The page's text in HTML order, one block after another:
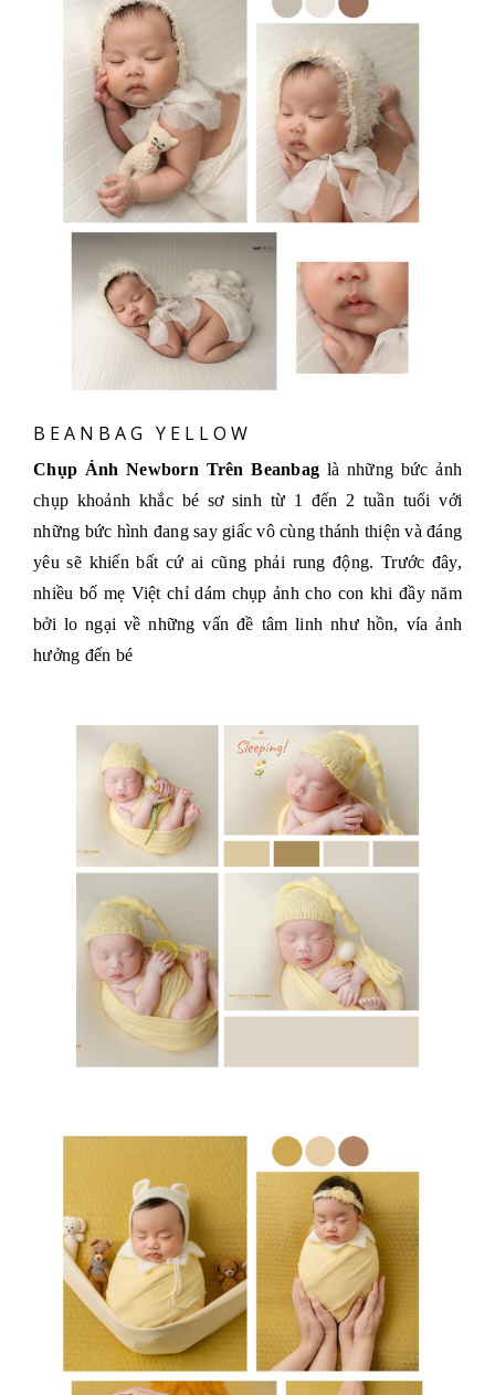
BEANBAG YELLOW
Chụp Ảnh Newborn Trên Beanbag là những bức ảnh
chụp khoảnh khắc bé sơ sinh từ 1 đến 2 tuần tuổi với
những bức hình đang say giấc vô cùng thánh thiện và đáng
yêu sẽ khiến bất cứ ai cũng phải rung động. Trước đây,
nhiều bố mẹ Việt chỉ dám chụp ảnh cho con khi đầy năm
bởi lo ngại về những vấn đề tâm linh như hồn, vía ảnh
hưởng đến bé